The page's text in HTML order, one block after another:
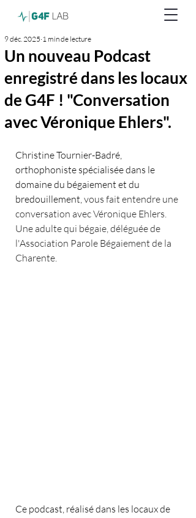
Un nouveau Podcast
enregistré dans les locaux
de G4F ! "Conversation
avec Véronique Ehlers".
9 déc. 2025 1 min de lecture
Christine Tournier-Badré,
orthophoniste spécialisée dans le
domaine du bégaiement et du
bredouillement, vous fait entendre une
conversation avec Véronique Ehlers.
Une adulte qui bégaie, déléguée de
l'Association Parole Bégaiement de la
Charente.
Ce podcast, réalisé dans les locaux de